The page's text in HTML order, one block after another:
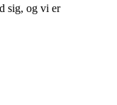
sig, og vi er